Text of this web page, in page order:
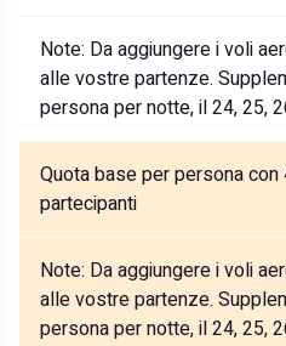
Note: Da aggiungere i voli
alle vostre partenze.
persona per notte, il 24, 25,
Quota base per persona con
partecipanti
Note: Da aggiungere i voli
alle vostre partenze.
persona per notte, il 24, 25,